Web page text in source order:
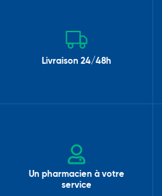
Livraison 24/48h
Un pharmacien à votre
service